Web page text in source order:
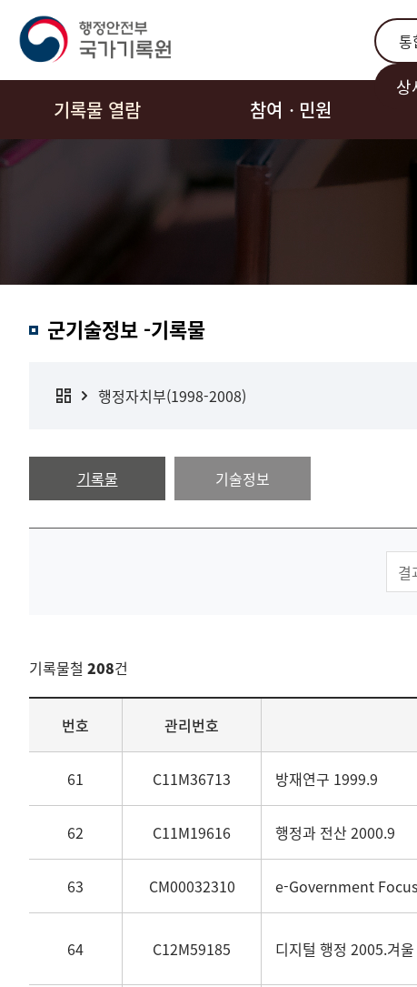
통합검
상
기록물 열람 참여ㆍ민원
군기술정보 -기록물
행정자치부(1998-2008)
기록물 기술정보
기록물철 208건
번호 관리번호
61 C11M36713 방재연구 1999.9
62 C11M19616 행정과 전산 2000.9
63 CM00032310 e-Government
64 C12M59185 디지털 행정 2005.겨울